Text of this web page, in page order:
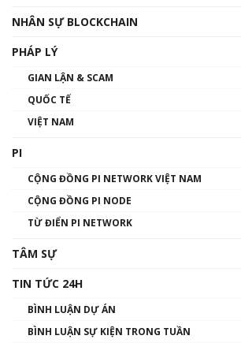
01:32:59
gió ấm
Talkshow 14: MemeCoin –
01:29:26
NHÂN SỰ BLOCKCHAIN
PHÁP LÝ
GIAN LẬN & SCAM
QUỐC TẾ
VIỆT NAM
PI
CỘNG ĐỒNG PI NETWORK VIỆT NAM
CỘNG ĐỒNG PI NODE
TỪ ĐIỂN PI NETWORK
TÂM SỰ
TIN TỨC 24H
BÌNH LUẬN DỰ ÁN
BÌNH LUẬN SỰ KIỆN TRONG TUẦN